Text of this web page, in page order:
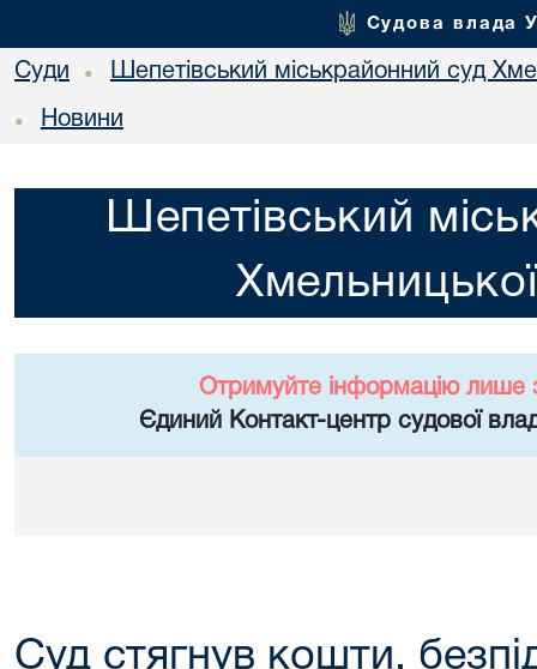
Судова влада
Суди • Шепетівський міськрайонний суд
• Новини
Шепетівський
Отримуйте інформацію лише
Єдиний Контакт-центр судової
Суд стягнув кошти,